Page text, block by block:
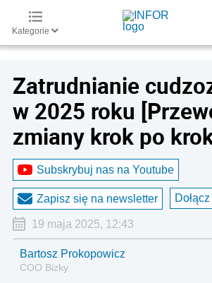
Kategorie
Zatrudnianie
w 2025 roku
zmiany krok po
Subskrybuj nas na Youtube
Zapisz się na newsletter
19 maja 2025, 12:43
Bartosz Prokopowicz
COO Bizky